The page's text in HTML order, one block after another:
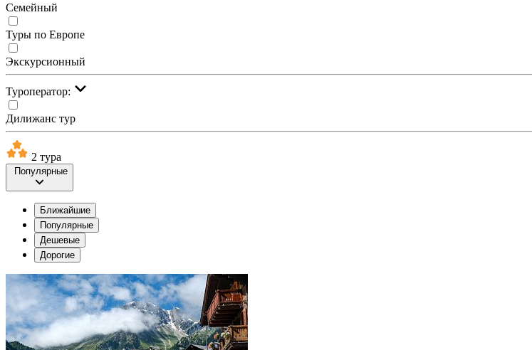
Семейный
Туры по Европе
Экскурсионный
Туроператор:
Дилижанс тур
2 тура
Популярные
Ближайшие
Популярные
Дешевые
Дорогие